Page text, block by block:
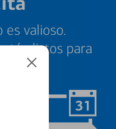
valioso.
listos para